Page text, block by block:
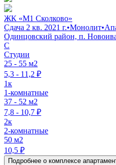
ЖК «М1 Сколково»
Сдача 2 кв. 2021 г.•Монолит•
Одинцовский район, п.
C
Студии
25 - 55 м2
5,3 - 11,2 ₽
1к
1-комнатные
37 - 52 м2
7,8 - 10,7 ₽
2к
2-комнатные
50 м2
10,5 ₽
Подробнее о комплексе